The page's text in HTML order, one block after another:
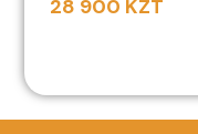
28 900 KZT